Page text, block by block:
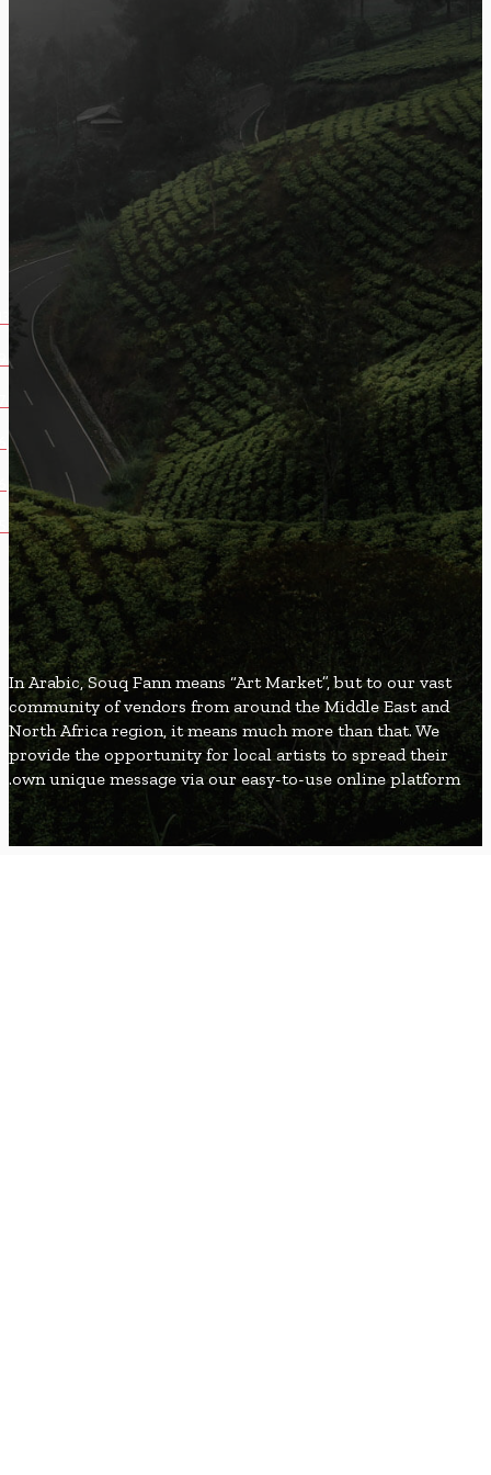
اصنعها بنفسك: افكار اعمال يدوية للكريسماس
افتتاح متجر سوق فن في الأردن للمنتوجات المصنوعة محليا
عن هدية كريسماس؟ إليك أفكار هدايا كريسماس مميزة من سوق
أفكار مميزة لقضاء عطلة عيد الميلاد المجيد
Popular Categories
فن ومصنوعات يدوية
هدايا ومناسبات
ديكور وتصميم 6
المجتمع المحلي والعالمي
ألعاب وتسلية5
SouqFann
Blog
In Arabic, Souq Fann means “Art Market”, but to our
community of vendors from around the Middle East
North Africa region, it means much more than that. We
provide the opportunity for local artists to spread
own unique message via our easy-to-use online